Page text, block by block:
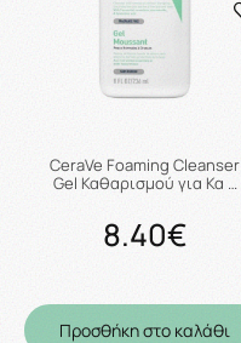
CeraVe Foaming Cleanser
Gel Καθαρισμού για Κα …
8.40€
Προσθήκη στο καλάθι